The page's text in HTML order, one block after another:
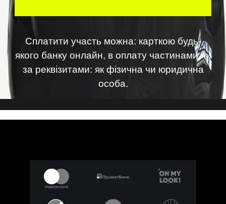
Сплатити участь можна: карткою будь-
якого банку онлайн, в оплату частинами чи
за реквізитами: як фізична чи юридична
особа.